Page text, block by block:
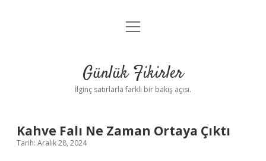
Anasayfa
Yasal Uyarı
menüyü
Günlük Fikirler
İlginç satırlarla farklı bir bakış açısı.
Kahve Falı Ne Zaman Ortaya Çıktı
Tarih: Aralık 28, 2024